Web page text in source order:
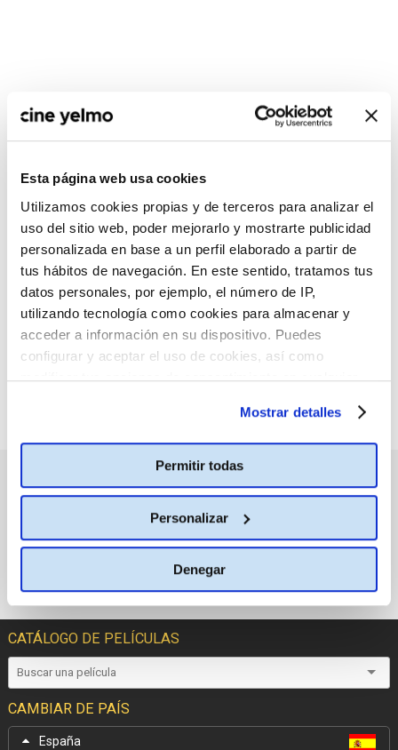
Esta página web usa cookies
Utilizamos cookies propias y de terceros para analizar el
uso del sitio web, poder mejorarlo y mostrarte publicidad
personalizada en base a un perfil elaborado a partir de
tus hábitos de navegación. En este sentido, tratamos tus
datos personales, por ejemplo, el número de IP,
utilizando tecnología como cookies para almacenar y
acceder a información en su dispositivo. Puedes
configurar y aceptar el uso de cookies, así como
modificar tus opciones de consentimiento en cualquier
Mostrar detalles
Permitir todas
Personalizar
Denegar
CONSULTA MÁS HORARIOS
:(
No hay películas con el
criterio de búsqueda
seleccionado.
PRÓXIMOS ESTRENOS
CATÁLOGO DE PELÍCULAS
CAMBIAR DE PAÍS
España